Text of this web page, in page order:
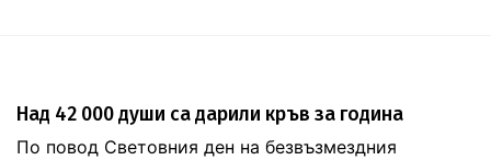
Над 42 000 души са дарили кръв за година
По повод Световния ден на безвъзмездния